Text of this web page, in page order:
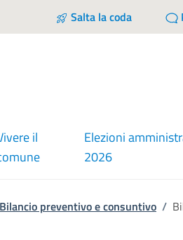
Salta la coda
il
Elezioni
2026
Bilancio preventivo e consuntivo /